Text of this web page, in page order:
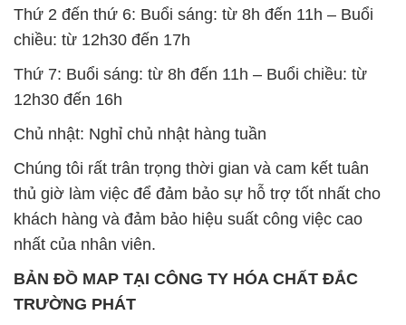
Thứ 2 đến thứ 6: Buổi sáng: từ 8h đến 11h – Buổi
chiều: từ 12h30 đến 17h
Thứ 7: Buổi sáng: từ 8h đến 11h – Buổi chiều: từ
12h30 đến 16h
Chủ nhật: Nghỉ chủ nhật hàng tuần
Chúng tôi rất trân trọng thời gian và cam kết tuân
thủ giờ làm việc để đảm bảo sự hỗ trợ tốt nhất cho
khách hàng và đảm bảo hiệu suất công việc cao
nhất của nhân viên.
BẢN ĐỒ MAP TẠI CÔNG TY HÓA CHẤT ĐẮC
TRƯỜNG PHÁT